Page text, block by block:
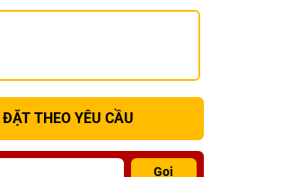
ĐẶT THEO YÊU CẦU
Gọi